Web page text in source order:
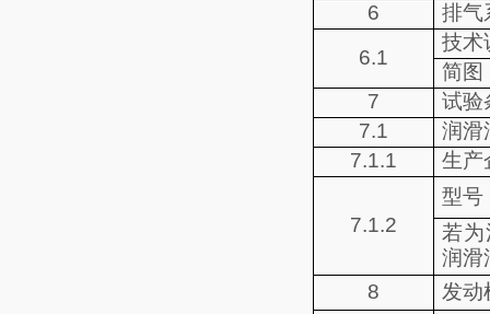
6
排气
6.1
技术
简图
7
试验
7.1
润滑
7.1.1
生产
7.1.2
型号
若
润滑
8
发动